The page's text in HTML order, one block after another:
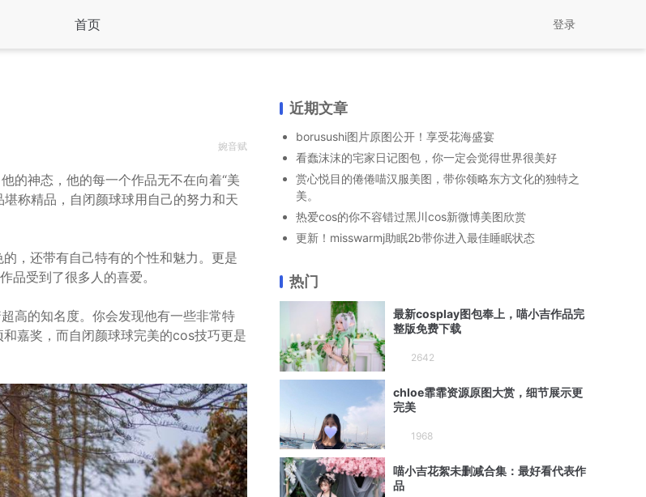
首页 登录
婉音赋
的神态，他的每一个作品无不在向着“美
称精品，自闭颜球球用自己的努力和天
，还带有自己特有的个性和魅力。更是
品受到了很多人的喜爱。
高的知名度。你会发现他有一些非常特
嘉奖，而自闭颜球球完美的cos技巧更是
近期文章
borusushi图片原图公开！享受花海盛宴
看蠢沫沫的宅家日记图包，你一定会觉得世界很美好
赏心悦目的倦倦喵汉服美图，带你领略东方文化的独特之
美。
热爱cos的你不容错过黑川cos新微博美图欣赏
更新！misswarmj助眠2b带你进入最佳睡眠状态
热门
最新cosplay图包奉上，喵小吉作品完
整版免费下载
2642
chloe霏霏资源原图大赏，细节展示更
完美
1968
喵小吉花絮未删减合集：最好看代表作
品